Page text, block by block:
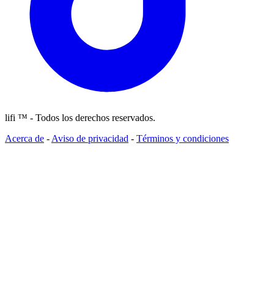
lifi ™ - Todos los derechos reservados.
Acerca de - Aviso de privacidad - Términos y condiciones